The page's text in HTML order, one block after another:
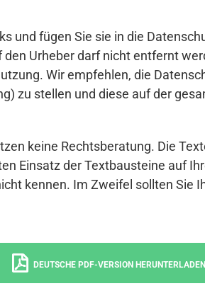
und fügen Sie sie in die
Urheber darf nicht entfernt
Wir empfehlen, die
zu stellen und diese auf der
keine Rechtsberatung. Die
Einsatz der Textbausteine auf
kennen. Im Zweifel sollten Sie
DEUTSCHE PDF-VERSION HERUNTERLADEN